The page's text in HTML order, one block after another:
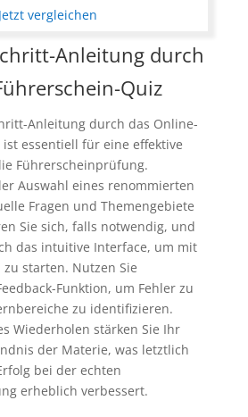
Jetzt vergleichen
Anleitung durch
Quiz
Anleitung durch das Online-
essentiell für eine effektive
Führerscheinprüfung.
Auswahl eines renommierten
Fragen und Themengebiete
Sie sich, falls notwendig, und
das intuitive Interface, um mit
starten. Nutzen Sie
Funktion, um Fehler zu
zu identifizieren.
Wiederholen stärken Sie Ihr
der Materie, was letztlich
bei der echten
erheblich verbessert.